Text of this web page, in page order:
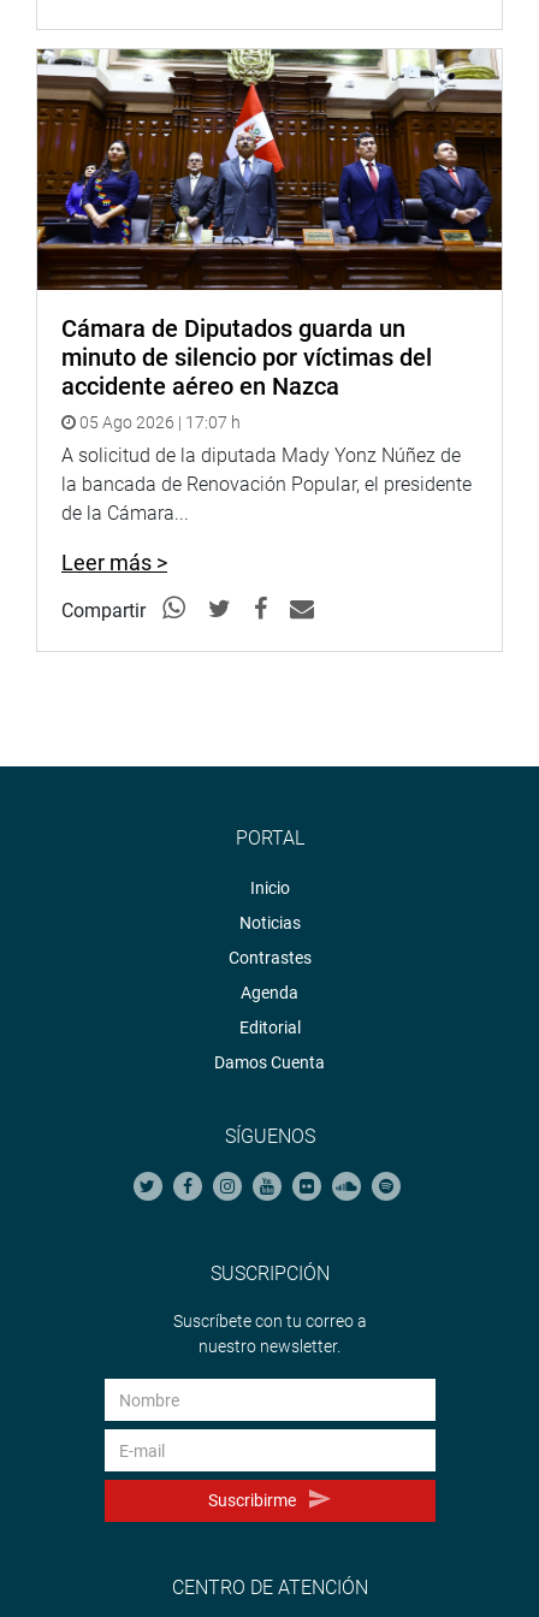
Ministros, Fernando Zavala, para exponer los avances del
proceso de descentralización en el país. (JSR)
PRENSA CONGRESO23-08-17
Puede encontrar más información en nuestra página web
y redes sociales.
http://www.congreso.gob.pe/
Facebook:
https://www.facebook.com/congresodelarepublicadelperu?
fref=ts
Twitter:https://twitter.com/congresoperu
https://twitter.com/congresoperu>
Youtube: http://www.youtube.com/congresoperu
http://www.youtube.com/congresoperu
Soundcloud:https://soundcloud.com/radiocongreso
https://soundcloud.com/radiocongreso>
Sistema de Archivo Fotográfico (SAF):
http://www4.congreso.gob.pe/fotografia.asp
Cámara de Diputados guarda un
minuto de silencio por víctimas del
accidente aéreo en Nazca
05 Ago 2026 | 17:07 h
A solicitud de la diputada Mady Yonz Núñez de
la bancada de Renovación Popular, el presidente
de la Cámara...
Leer más >
Compartir
PORTAL
Inicio
Noticias
Contrastes
Agenda
Editorial
Damos Cuenta
SÍGUENOS
SUSCRIPCIÓN
Suscríbete con tu correo a
nuestro newsletter.
Suscribirme
CENTRO DE ATENCIÓN